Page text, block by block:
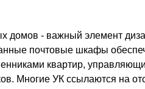
домов - важный элемент
почтовые шкафы
квартир,
Многие УК ссылаются на